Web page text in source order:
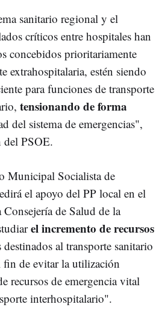
sanitario regional y el
críticos entre hospitales han
concebidos prioritariamente
extrahospitalaria, estén siendo
para funciones de transporte
tensionando de forma
del sistema de emergencias",
del PSOE.
Municipal Socialista de
el apoyo del PP local en el
de Salud de la
el incremento de recursos
destinados al transporte sanitario
de evitar la utilización
recursos de emergencia vital
interhospitalario".